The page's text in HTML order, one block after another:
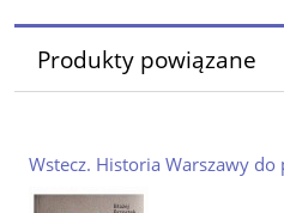
Produkty powiązane
Wstecz. Historia Warszawy do